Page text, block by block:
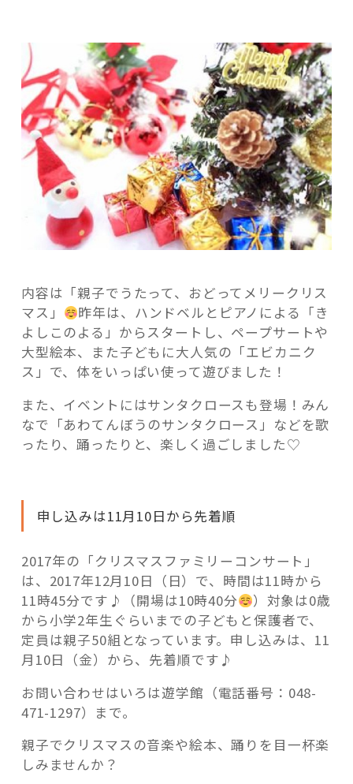
ス
マ
ス
フ
ァ
ミ
ト
”
の
内容は「親子でうたって、おどってメリークリス
マス」
昨年は、ハンドベルとピアノによる「き
よしこのよる」からスタートし、ペープサートや
大型絵本、また子どもに大人気の「エビカニク
ス」で、体をいっぱい使って遊びました！
また、イベントにはサンタクロースも登場！みん
なで「あわてんぼうのサンタクロース」などを歌
ったり、踊ったりと、楽しく過ごしました♡
申し込みは11月10日から先着順
2017年の「クリスマスファミリーコンサート」
は、2017年12月10日（日）で、時間は11時から
11時45分です♪（開場は10時40分
）対象は0歳
から小学2年生ぐらいまでの子どもと保護者で、
定員は親子50組となっています。申し込みは、11
月10日（金）から、先着順です♪
お問い合わせはいろは遊学館（電話番号：048-
471-1297）まで。
親子でクリスマスの音楽や絵本、踊りを目一杯楽
しみませんか？